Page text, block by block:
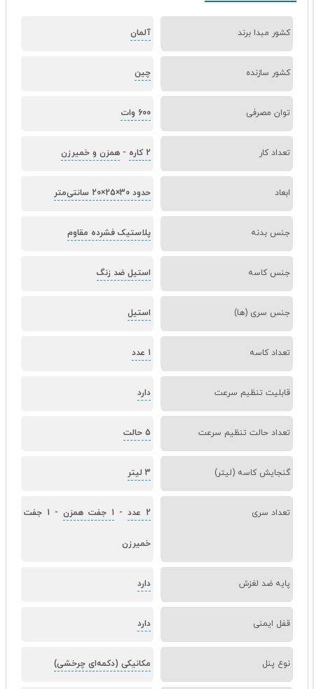
کشور مبدا برند آلمان
کشور سازنده چین
توان مصرفی 600 وات
تعداد کار 2 کاره - همزن و خمیرزن
ابعاد حدود 30×25×20 سانتی‌متر
جنس بدنه پلاستیک فشرده مقاوم
جنس کاسه استیل ضد زنگ
جنس سری (ها) استیل
تعداد کاسه 1 عدد
قابلیت تنظیم سرعت دارد
تعداد حالت تنظیم سرعت 5 حالت
گنجایش کاسه (لیتر) 3 لیتر
تعداد سری 2 عدد - 1 جفت همزن - 1 جفت
خمیرزن
پایه ضد لغزش دارد
قفل ایمنی دارد
نوع پنل مکانیکی (دکمه‌ای چرخشی)